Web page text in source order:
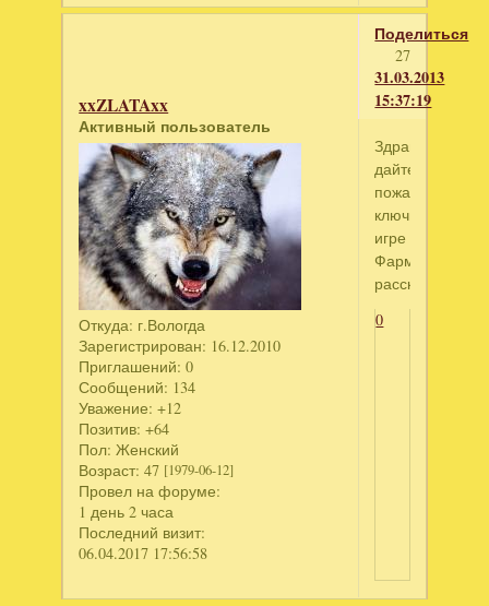
Поделиться
27
31.03.2013
15:37:19
xxZLATAxx
Активный пользователь
Откуда: г.Вологда
Зарегистрирован: 16.12.2010
Приглашений: 0
Сообщений: 134
Уважение: +12
Позитив: +64
Пол: Женский
Возраст: 47 [1979-06-12]
Провел на форуме:
1 день 2 часа
Последний визит:
06.04.2017 17:56:58
Здравствуйте,
дайте
пожалуйста
ключик
игре
рассказы
0